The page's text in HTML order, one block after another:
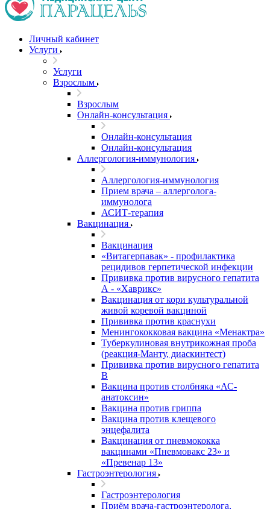
Личный кабинет
Услуги
Услуги
Взрослым
Взрослым
Онлайн-консультация
Онлайн-консультация
Онлайн-консультация
Аллергология-иммунология
Аллергология-иммунология
Прием врача – аллерголога-
иммунолога
АСИТ-терапия
Вакцинация
Вакцинация
«Витагерпавак» - профилактика
рецидивов герпетической инфекции
Прививка против вирусного гепатита
А - «Хаврикс»
Вакцинация от кори культуральной
живой коревой вакциной
Прививка против краснухи
Менингококковая вакцина «Менактра»
Туберкулиновая внутрикожная проба
(реакция-Манту, диаскинтест)
Прививка против вирусного гепатита
В
Вакцина против столбняка «АС-
анатоксин»
Вакцина против гриппа
Вакцина против клещевого
энцефалита
Вакцинация от пневмококка
вакцинами «Пневмовакс 23» и
«Превенар 13»
Гастроэнтерология
Гастроэнтерология
Приём врача-гастроэнтеролога,